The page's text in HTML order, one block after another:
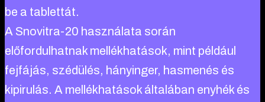
be a tablettát.
A Snovitra-20 használata során
előfordulhatnak mellékhatások, mint például
fejfájás, szédülés, hányinger, hasmenés és
kipirulás. A mellékhatások általában enyhék és